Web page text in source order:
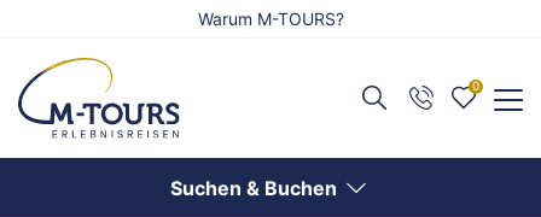
Warum M-TOURS?
0
Suchen & Buchen
Zurück
Reiseangebote anzeigen
Zurück
Flug anzeigen
Zurück
Schiff anzeigen